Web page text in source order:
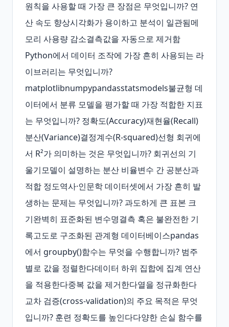
원칙을 사용할 때 가장 큰 장점은 무엇입니까? 연
산 속도 향상시각화가 용이하고 분석이 일관됨메
모리 사용량 감소결측값을 자동으로 제거함
Python에서 데이터 조작에 가장 흔히 사용되는 라
이브러리는 무엇입니까?
matplotlibnumpypandasstatsmodels불균형 데
이터에서 분류 모델을 평가할 때 가장 적합한 지표
는 무엇입니까? 정확도(Accuracy)재현율(Recall)
분산(Variance)결정계수(R‑squared)선형 회귀에
서 R²가 의미하는 것은 무엇입니까? 회귀선의 기
울기모델이 설명하는 분산 비율변수 간 공분산과
적합 정도역사·인문학 데이터셋에서 가장 흔히 발
생하는 문제는 무엇입니까? 과도하게 큰 표본 크
기완벽히 표준화된 변수명결측 혹은 불완전한 기
록고도로 구조화된 관계형 데이터베이스pandas
에서 groupby()함수는 무엇을 수행합니까? 범주
별로 값을 정렬한다데이터 하위 집합에 집계 연산
을 적용한다중복 값을 제거한다열을 정규화한다
교차 검증(cross‑validation)의 주요 목적은 무엇
입니까? 훈련 정확도를 높인다다양한 손실 함수를